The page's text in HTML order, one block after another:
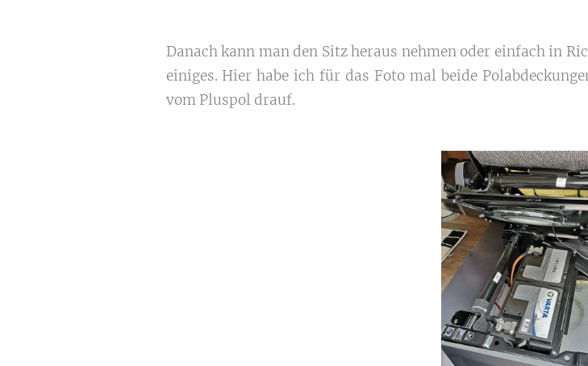
Danach kann man den Sitz heraus nehmen oder einfach in
einiges. Hier habe ich für das Foto mal beide
vom Pluspol drauf.